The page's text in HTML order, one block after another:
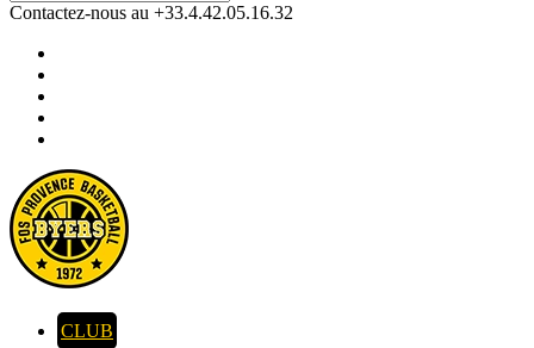
Contactez-nous au +33.4.42.05.16.32
CLUB